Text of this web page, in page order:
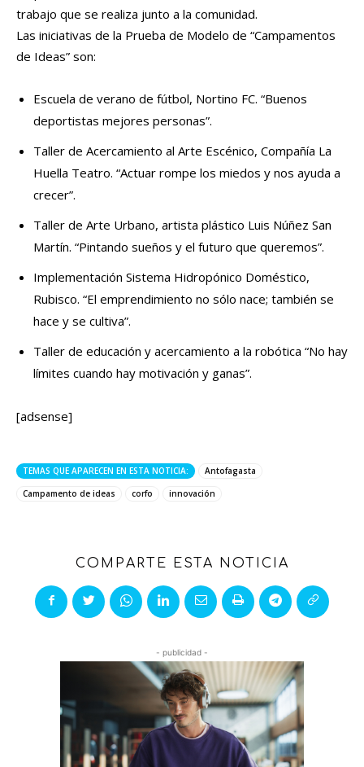
trabajo que se realiza junto a la comunidad.
Las iniciativas de la Prueba de Modelo de “Campamentos
de Ideas” son:
Escuela de verano de fútbol, Nortino FC. “Buenos
deportistas mejores personas”.
Taller de Acercamiento al Arte Escénico, Compañía La
Huella Teatro. “Actuar rompe los miedos y nos ayuda a
crecer”.
Taller de Arte Urbano, artista plástico Luis Núñez San
Martín. “Pintando sueños y el futuro que queremos”.
Implementación Sistema Hidropónico Doméstico,
Rubisco. “El emprendimiento no sólo nace; también se
hace y se cultiva”.
Taller de educación y acercamiento a la robótica “No hay
límites cuando hay motivación y ganas”.
[adsense]
TEMAS QUE APARECEN EN ESTA NOTICIA:
Antofagasta
Campamento de ideas
corfo innovación
COMPARTE ESTA NOTICIA
- publicidad -